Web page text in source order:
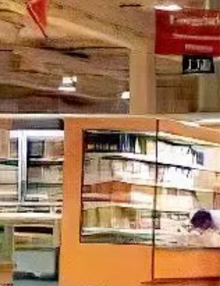
ARTISTA SEÑALADX:
Nilda Rosemberg (Río
Gallegos)
Nilda Rosemberg es docente, artista visual
performer. Nació en Río Gallegos en 1973,
desde 1993 vivió y trabajó en Bahía Blanca.